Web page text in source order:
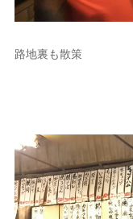
路地裏も散策